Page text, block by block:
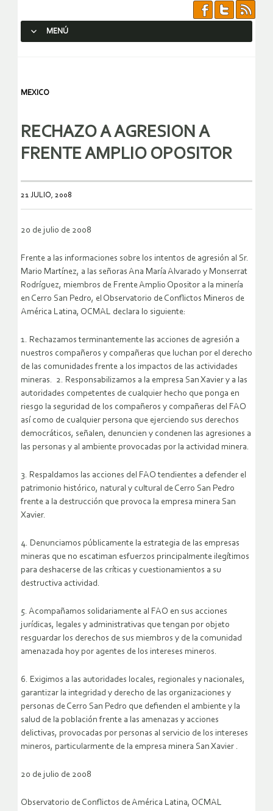
MENÚ
MEXICO
RECHAZO A AGRESION A
FRENTE AMPLIO OPOSITOR
21 JULIO, 2008
20 de julio de 2008
Frente a las informaciones sobre los intentos de agresión al Sr.
Mario Martínez, a las señoras Ana María Alvarado y Monserrat
Rodríguez, miembros de Frente Amplio Opositor a la minería
en Cerro San Pedro, el Observatorio de Conflictos Mineros de
América Latina, OCMAL declara lo siguiente:
1. Rechazamos terminantemente las acciones de agresión a
nuestros compañeros y compañeras que luchan por el derecho
de las comunidades frente a los impactos de las actividades
mineras. 2. Responsabilizamos a la empresa San Xavier y a las
autoridades competentes de cualquier hecho que ponga en
riesgo la seguridad de los compañeros y compañeras del FAO
así como de cualquier persona que ejerciendo sus derechos
democráticos, señalen, denuncien y condenen las agresiones a
las personas y al ambiente provocadas por la actividad minera.
3. Respaldamos las acciones del FAO tendientes a defender el
patrimonio histórico, natural y cultural de Cerro San Pedro
frente a la destrucción que provoca la empresa minera San
Xavier.
4. Denunciamos públicamente la estrategia de las empresas
mineras que no escatiman esfuerzos principalmente ilegítimos
para deshacerse de las críticas y cuestionamientos a su
destructiva actividad.
5. Acompañamos solidariamente al FAO en sus acciones
jurídicas, legales y administrativas que tengan por objeto
resguardar los derechos de sus miembros y de la comunidad
amenazada hoy por agentes de los intereses mineros.
6. Exigimos a las autoridades locales, regionales y nacionales,
garantizar la integridad y derecho de las organizaciones y
personas de Cerro San Pedro que defienden el ambiente y la
salud de la población frente a las amenazas y acciones
delictivas, provocadas por personas al servicio de los intereses
mineros, particularmente de la empresa minera San Xavier .
20 de julio de 2008
Observatorio de Conflictos de América Latina, OCMAL